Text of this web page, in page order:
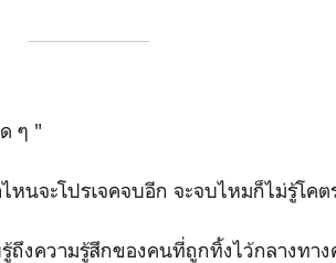
ๆ "
นจะโปรเจคจบอีก จะจบไหมก็ไม่รู้โค
ถึงความรู้สึกของคนที่ถูกทิ้งไว้กลางทาง